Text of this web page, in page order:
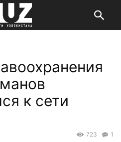
к сети
1
723